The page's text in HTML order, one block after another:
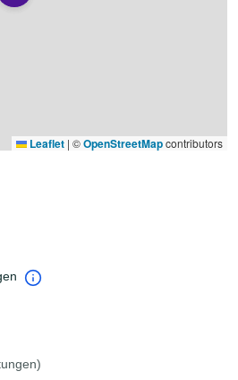
Leaflet | ©OpenStreetMapcontributors